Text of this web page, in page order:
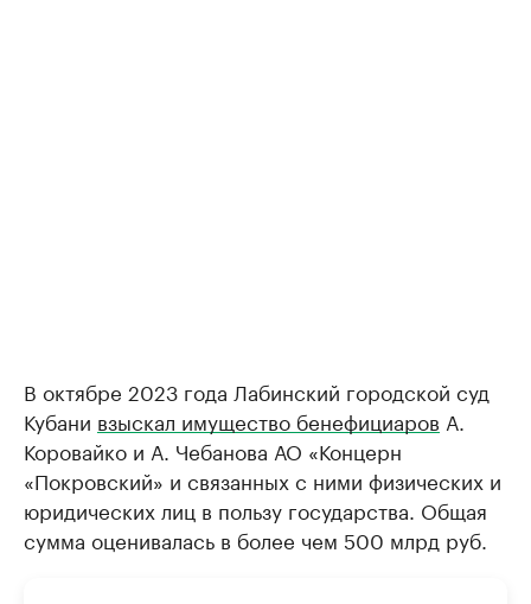
В октябре 2023 года Лабинский городской суд
Кубани взыскал имущество бенефициаров А.
Коровайко и А. Чебанова АО «Концерн
«Покровский» и связанных с ними физических и
юридических лиц в пользу государства. Общая
сумма оценивалась в более чем 500 млрд руб.